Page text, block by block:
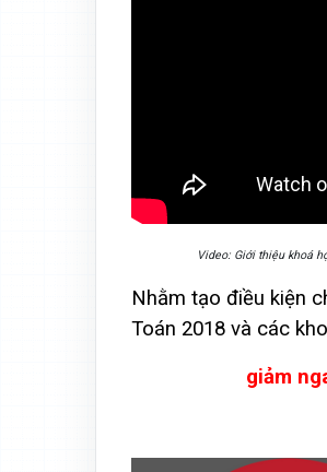
Video: Giới thiệu khoá
Nhằm tạo điều kiện
Toán 2018 và các
giảm